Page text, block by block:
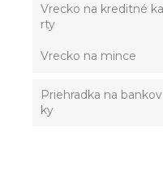
Vrecko na kreditné ka
rty
Vrecko na mince
Priehradka na bankov
ky